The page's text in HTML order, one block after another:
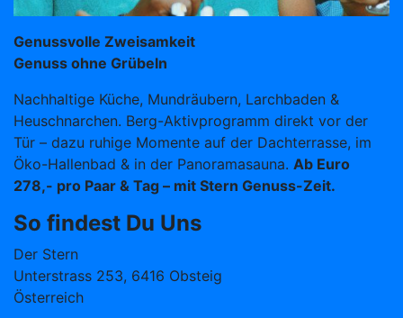
Genussvolle Zweisamkeit
Genuss ohne Grübeln
Nachhaltige Küche, Mundräubern, Larchbaden &
Heuschnarchen. Berg-Aktivprogramm direkt vor der
Tür – dazu ruhige Momente auf der Dachterrasse, im
Öko-Hallenbad & in der Panoramasauna. Ab Euro
278,- pro Paar & Tag – mit Stern Genuss-Zeit.
So findest Du Uns
Der Stern
Unterstrass 253, 6416 Obsteig
Österreich